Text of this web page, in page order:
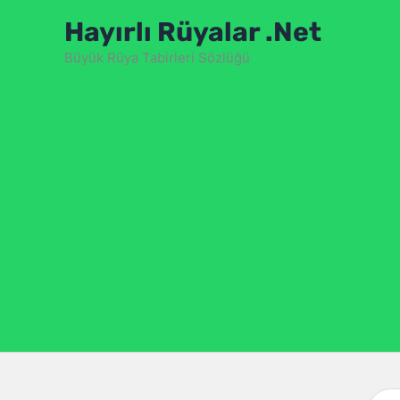
Hayırlı Rüyalar .Net
Büyük Rüya Tabirleri Sözlüğü